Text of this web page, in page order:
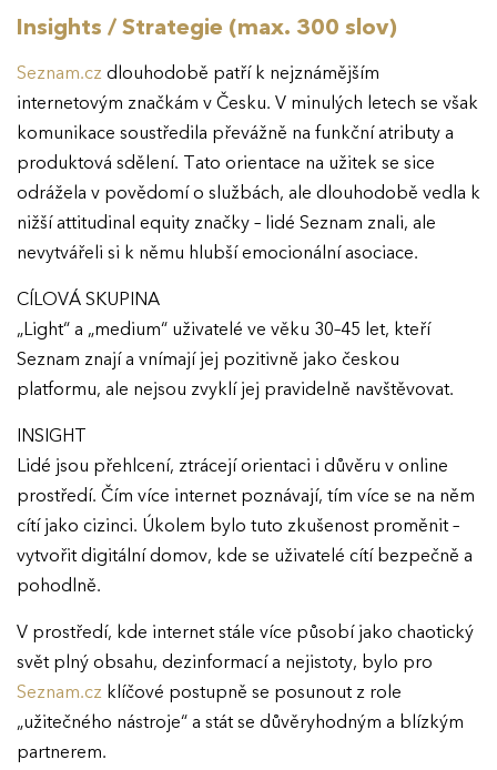
Insights / Strategie (max. 300 slov)
Seznam.czdlouhodobě patří k nejznámějším
internetovým značkám v Česku. V minulých letech se však
komunikace soustředila převážně na funkční atributy a
produktová sdělení. Tato orientace na užitek se sice
odrážela v povědomí o službách, ale dlouhodobě vedla k
nižší attitudinal equity značky – lidé Seznam znali, ale
nevytvářeli si k němu hlubší emocionální asociace.
CÍLOVÁ SKUPINA
„Light“ a „medium“ uživatelé ve věku 30–45 let, kteří
Seznam znají a vnímají jej pozitivně jako českou
platformu, ale nejsou zvyklí jej pravidelně navštěvovat.
INSIGHT
Lidé jsou přehlcení, ztrácejí orientaci i důvěru v online
prostředí. Čím více internet poznávají, tím více se na něm
cítí jako cizinci. Úkolem bylo tuto zkušenost proměnit –
vytvořit digitální domov, kde se uživatelé cítí bezpečně a
pohodlně.
V prostředí, kde internet stále více působí jako chaotický
svět plný obsahu, dezinformací a nejistoty, bylo pro
Seznam.cz klíčové postupně se posunout z role
„užitečného nástroje“ a stát se důvěryhodným a blízkým
partnerem.